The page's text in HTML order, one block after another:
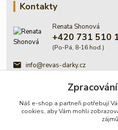
Kontakty
Renata Shonová
+420 731 510
(Po-Pá, 8-16 hod.)
info@revas-darky.cz
Náš e-shop a partneři potřebují
cookies, aby Vám mohli